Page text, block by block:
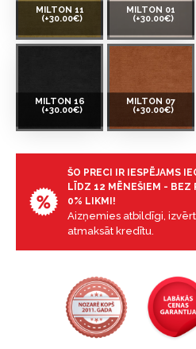
MILTON 11
(+30.00€)
MILTON 01
(+30.00€)
MILTON 16
(+30.00€)
MILTON 07
(+30.00€)
ŠO PRECI IR IESPĒJAMS
LĪDZ 12 MĒNEŠIEM - BEZ
0% LIKMI!
Aizņemies atbildīgi,
atmaksāt kredītu.